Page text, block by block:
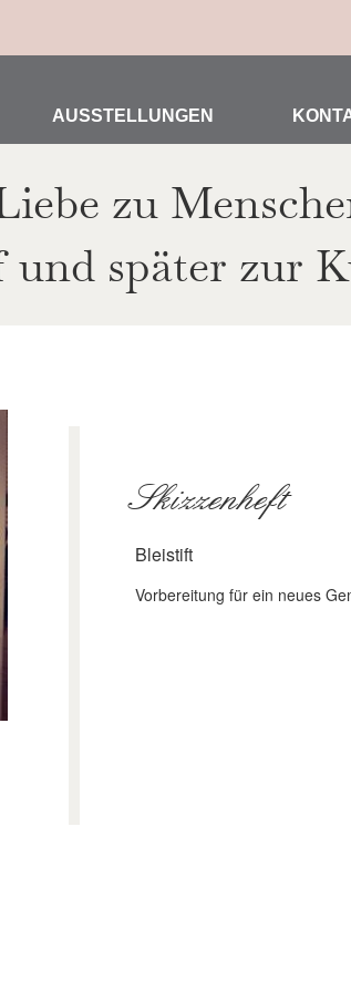
AUSSTELLUNGEN
zu
und später zur
Skizzenheft
Bleistift
Vorbereitung für ein neues